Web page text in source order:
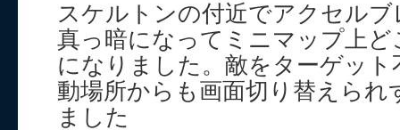
スケルトンの付近でアクセル
真っ暗になってミニマップ上
になりました。敵をターゲット
動場所からも画面切り替えられ
ました